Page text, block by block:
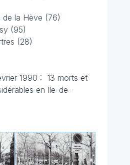
de la Hève (76)
(95)
(28)
1990 : 13 morts et
en Ile-de-